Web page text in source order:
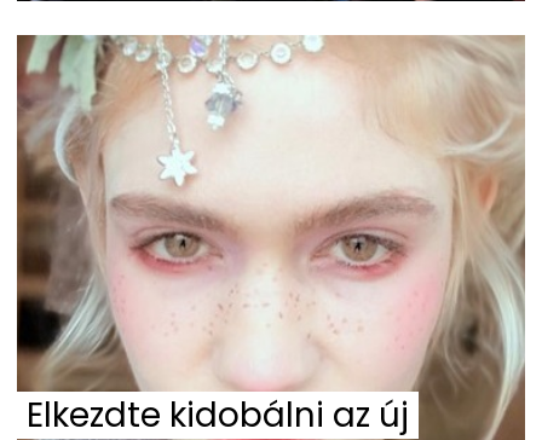
Elkezdte kidobálni az új